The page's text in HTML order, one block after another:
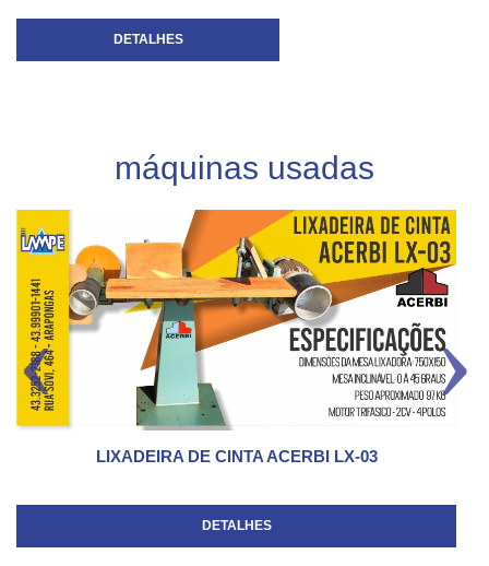
DETALHES
máquinas usadas
LIXADEIRA DE CINTA ACERBI LX-03
DETALHES